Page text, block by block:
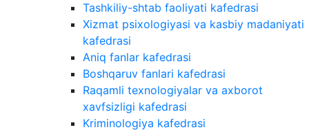
Tashkiliy-shtab faoliyati kafedrasi
Xizmat psixologiyasi va kasbiy madaniyati
kafedrasi
Aniq fanlar kafedrasi
Boshqaruv fanlari kafedrasi
Raqamli texnologiyalar va axborot
xavfsizligi kafedrasi
Kriminologiya kafedrasi